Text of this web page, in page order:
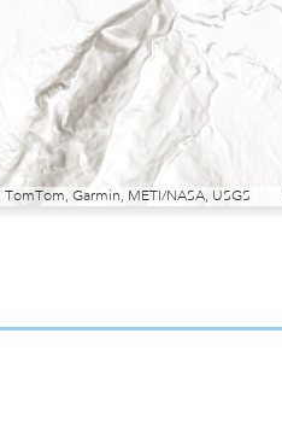
TomTom, Garmin, METI/NASA, USGS